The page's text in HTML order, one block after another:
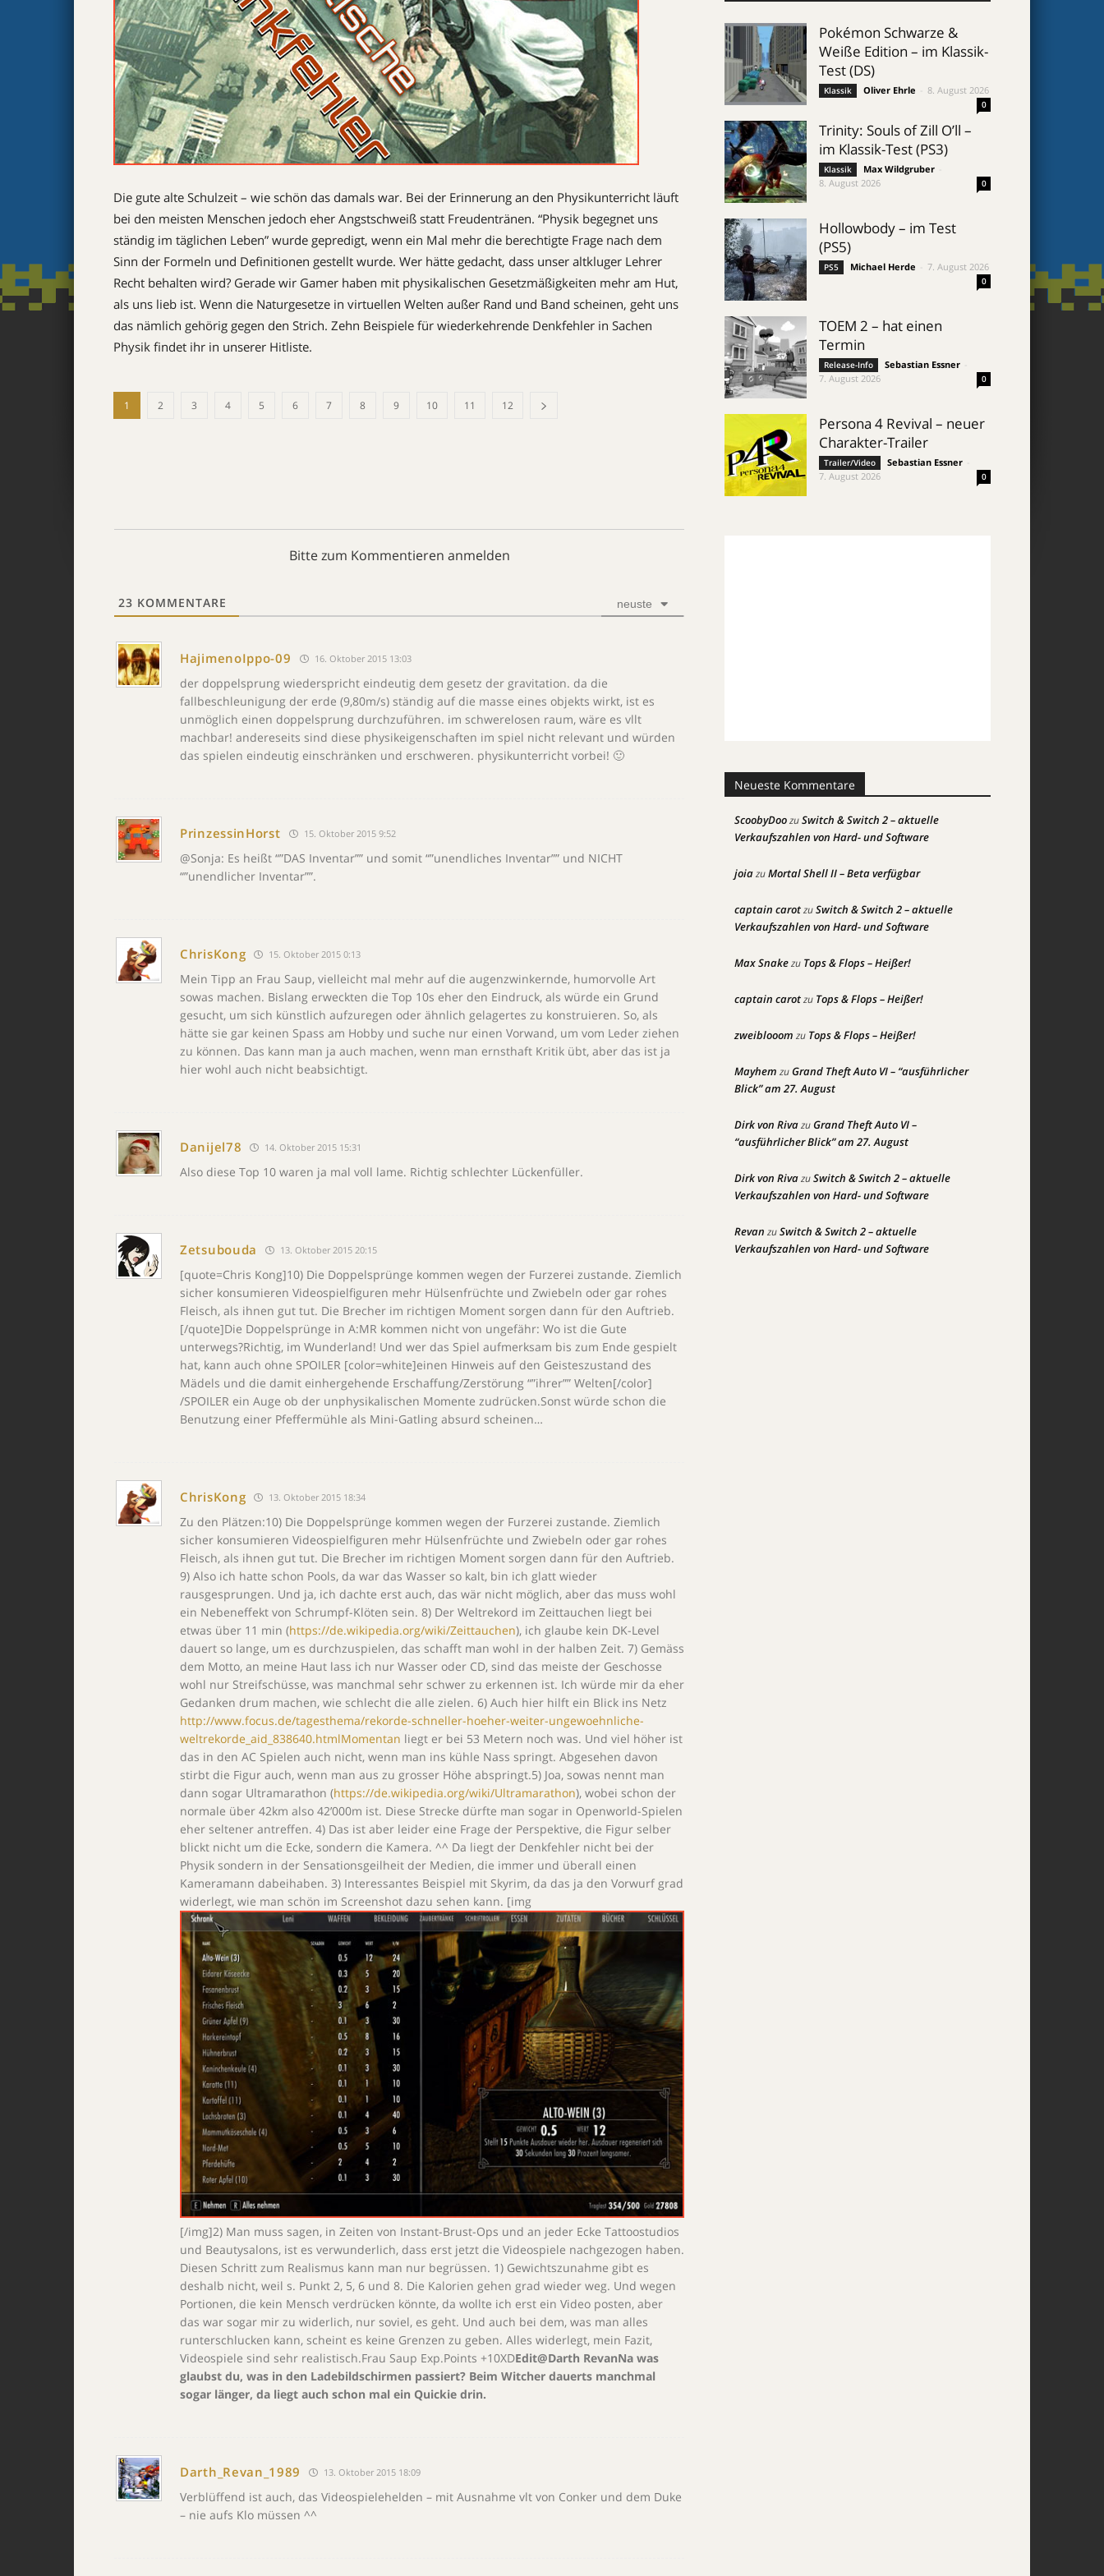
Die gute alte Schulzeit – wie schön das damals war. Bei der Erinnerung an den Physikunterricht läuft
bei den meisten Menschen jedoch eher Angstschweiß statt Freudentränen. “Physik begegnet uns
ständig im täglichen Leben” wurde gepredigt, wenn ein Mal mehr die berechtigte Frage nach dem
Sinn der Formeln und Definitionen gestellt wurde. Wer hätte gedacht, dass unser altkluger Lehrer
Recht behalten wird? Gerade wir Gamer haben mit physikalischen Gesetzmäßigkeiten mehr am Hut,
als uns lieb ist. Wenn die Naturgesetze in virtuellen Welten außer Rand und Band scheinen, geht uns
das nämlich gehörig gegen den Strich. Zehn Beispiele für wiederkehrende Denkfehler in Sachen
Physik findet ihr in unserer Hitliste.
1 2 3 4 5 6 7 8 9 10 11 12
Bitte zum Kommentieren anmelden
23 KOMMENTARE neuste
HajimenoIppo-09 16. Oktober 2015 13:03
der doppelsprung wiederspricht eindeutig dem gesetz der gravitation. da die
fallbeschleunigung der erde (9,80m/s) ständig auf die masse eines objekts wirkt, ist es
unmöglich einen doppelsprung durchzuführen. im schwerelosen raum, wäre es vllt
machbar! andereseits sind diese physikeigenschaften im spiel nicht relevant und würden
das spielen eindeutig einschränken und erschweren. physikunterricht vorbei! 🙂
PrinzessinHorst 15. Oktober 2015 9:52
@Sonja: Es heißt “”DAS Inventar”” und somit “”unendliches Inventar”” und NICHT
“”unendlicher Inventar””.
ChrisKong 15. Oktober 2015 0:13
Mein Tipp an Frau Saup, vielleicht mal mehr auf die augenzwinkernde, humorvolle Art
sowas machen. Bislang erweckten die Top 10s eher den Eindruck, als würde ein Grund
gesucht, um sich künstlich aufzuregen oder ähnlich gelagertes zu konstruieren. So, als
hätte sie gar keinen Spass am Hobby und suche nur einen Vorwand, um vom Leder ziehen
zu können. Das kann man ja auch machen, wenn man ernsthaft Kritik übt, aber das ist ja
hier wohl auch nicht beabsichtigt.
Danijel78 14. Oktober 2015 15:31
Also diese Top 10 waren ja mal voll lame. Richtig schlechter Lückenfüller.
Zetsubouda 13. Oktober 2015 20:15
[quote=Chris Kong]10) Die Doppelsprünge kommen wegen der Furzerei zustande. Ziemlich
sicher konsumieren Videospielfiguren mehr Hülsenfrüchte und Zwiebeln oder gar rohes
Fleisch, als ihnen gut tut. Die Brecher im richtigen Moment sorgen dann für den Auftrieb.
[/quote]Die Doppelsprünge in A:MR kommen nicht von ungefähr: Wo ist die Gute
unterwegs?Richtig, im Wunderland! Und wer das Spiel aufmerksam bis zum Ende gespielt
hat, kann auch ohne SPOILER [color=white]einen Hinweis auf den Geisteszustand des
Mädels und die damit einhergehende Erschaffung/Zerstörung “”ihrer”” Welten[/color]
/SPOILER ein Auge ob der unphysikalischen Momente zudrücken.Sonst würde schon die
Benutzung einer Pfeffermühle als Mini-Gatling absurd scheinen…
ChrisKong 13. Oktober 2015 18:34
Zu den Plätzen:10) Die Doppelsprünge kommen wegen der Furzerei zustande. Ziemlich
sicher konsumieren Videospielfiguren mehr Hülsenfrüchte und Zwiebeln oder gar rohes
Fleisch, als ihnen gut tut. Die Brecher im richtigen Moment sorgen dann für den Auftrieb.
9) Also ich hatte schon Pools, da war das Wasser so kalt, bin ich glatt wieder
rausgesprungen. Und ja, ich dachte erst auch, das wär nicht möglich, aber das muss wohl
ein Nebeneffekt von Schrumpf-Klöten sein. 8) Der Weltrekord im Zeittauchen liegt bei
etwas über 11 min (https://de.wikipedia.org/wiki/Zeittauchen), ich glaube kein DK-Level
dauert so lange, um es durchzuspielen, das schafft man wohl in der halben Zeit. 7) Gemäss
dem Motto, an meine Haut lass ich nur Wasser oder CD, sind das meiste der Geschosse
wohl nur Streifschüsse, was manchmal sehr schwer zu erkennen ist. Ich würde mir da eher
Gedanken drum machen, wie schlecht die alle zielen. 6) Auch hier hilft ein Blick ins Netz
http://www.focus.de/tagesthema/rekorde-schneller-hoeher-weiter-ungewoehnliche-
weltrekorde_aid_838640.htmlMomentan liegt er bei 53 Metern noch was. Und viel höher ist
das in den AC Spielen auch nicht, wenn man ins kühle Nass springt. Abgesehen davon
stirbt die Figur auch, wenn man aus zu grosser Höhe abspringt.5) Joa, sowas nennt man
dann sogar Ultramarathon (https://de.wikipedia.org/wiki/Ultramarathon), wobei schon der
normale über 42km also 42’000m ist. Diese Strecke dürfte man sogar in Openworld-Spielen
eher seltener antreffen. 4) Das ist aber leider eine Frage der Perspektive, die Figur selber
blickt nicht um die Ecke, sondern die Kamera. ^^ Da liegt der Denkfehler nicht bei der
Physik sondern in der Sensationsgeilheit der Medien, die immer und überall einen
Kameramann dabeihaben. 3) Interessantes Beispiel mit Skyrim, da das ja den Vorwurf grad
widerlegt, wie man schön im Screenshot dazu sehen kann. [img
[/img]2) Man muss sagen, in Zeiten von Instant-Brust-Ops und an jeder Ecke Tattoostudios
und Beautysalons, ist es verwunderlich, dass erst jetzt die Videospiele nachgezogen haben.
Diesen Schritt zum Realismus kann man nur begrüssen. 1) Gewichtszunahme gibt es
deshalb nicht, weil s. Punkt 2, 5, 6 und 8. Die Kalorien gehen grad wieder weg. Und wegen
Portionen, die kein Mensch verdrücken könnte, da wollte ich erst ein Video posten, aber
das war sogar mir zu widerlich, nur soviel, es geht. Und auch bei dem, was man alles
runterschlucken kann, scheint es keine Grenzen zu geben. Alles widerlegt, mein Fazit,
Videospiele sind sehr realistisch.Frau Saup Exp.Points +10XDEdit@Darth RevanNa was
glaubst du, was in den Ladebildschirmen passiert? Beim Witcher dauerts manchmal
sogar länger, da liegt auch schon mal ein Quickie drin.
Darth_Revan_1989 13. Oktober 2015 18:09
Verblüffend ist auch, das Videospielehelden – mit Ausnahme vlt von Conker und dem Duke
– nie aufs Klo müssen ^^
Pokémon Schwarze &
Weiße Edition – im Klassik-
Test (DS)
Klassik Oliver Ehrle 8. August 2026
0
Trinity: Souls of Zill O’ll –
im Klassik-Test (PS3)
Klassik Max Wildgruber
8. August 2026
0
Hollowbody – im Test
(PS5)
PS5 Michael Herde 7. August 2026
0
TOEM 2 – hat einen
Termin
Release-Info Sebastian Essner
7. August 2026
0
Persona 4 Revival – neuer
Charakter-Trailer
Trailer/Video Sebastian Essner
7. August 2026
0
Neueste Kommentare
ScoobyDoozuSwitch & Switch 2 – aktuelle
Verkaufszahlen von Hard- und Software
joiazuMortal Shell II – Beta verfügbar
captain carotzuSwitch & Switch 2 – aktuelle
Verkaufszahlen von Hard- und Software
Max Snakezu Tops & Flops – Heißer!
captain carotzu Tops & Flops – Heißer!
zweiblooom zu Tops & Flops – Heißer!
Mayhem zuGrand Theft Auto VI – “ausführlicher
Blick” am 27. August
Dirk von RivazuGrand Theft Auto VI –
“ausführlicher Blick” am 27. August
Dirk von RivazuSwitch & Switch 2 – aktuelle
Verkaufszahlen von Hard- und Software
Revan zuSwitch & Switch 2 – aktuelle
Verkaufszahlen von Hard- und Software